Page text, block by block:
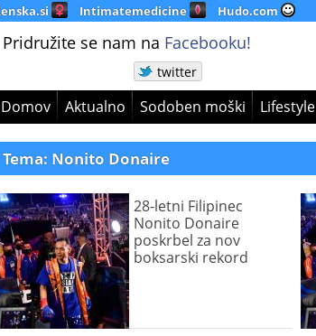
Intimatemedicine Hudo.com
Pridružite se nam na Facebooku!
twitter
Domov Aktualno Sodoben moški Lifestyle
Tema: Nonito Donaire
28-letni Filipinec
Nonito Donaire
poskrbel za nov
boksarski rekord